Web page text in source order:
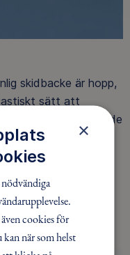
skidbacke är hopp,
sätt att
och utmanande
×
cookies för
när som helst